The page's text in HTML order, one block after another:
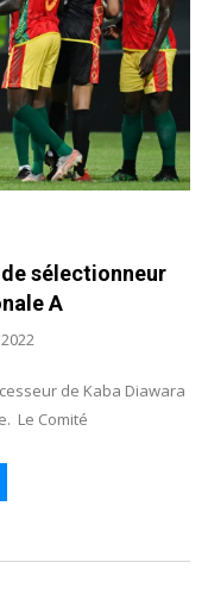
sélectionneur
A
de Kaba Diawara
Le Comité